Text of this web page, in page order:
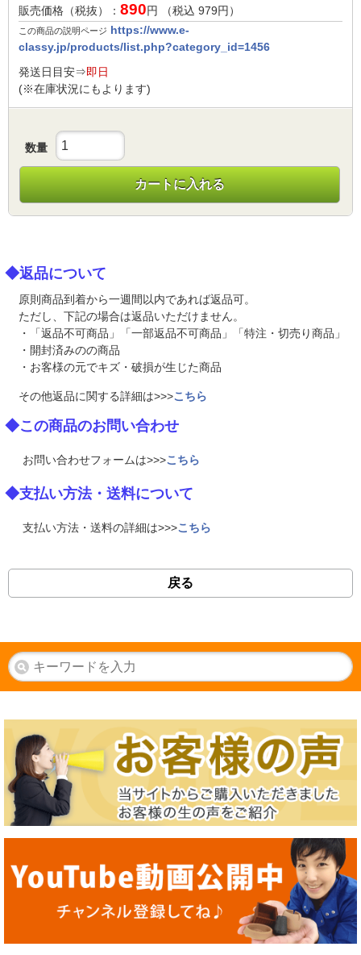
販売価格（税抜）： 890円 （税込 979円）
この商品の説明ページ https://www.e-
classy.jp/products/list.php?category_id=1456
発送日目安⇒即日
(※在庫状況にもよります)
数量
カートに入れる
◆返品について
原則商品到着から一週間以内であれば返品可。
ただし、下記の場合は返品いただけません。
・「返品不可商品」「一部返品不可商品」「特注・切売り商品」
・開封済みのの商品
・お客様の元でキズ・破損が生じた商品
その他返品に関する詳細は>>>こちら
◆この商品のお問い合わせ
お問い合わせフォームは>>>こちら
◆支払い方法・送料について
支払い方法・送料の詳細は>>>こちら
戻る